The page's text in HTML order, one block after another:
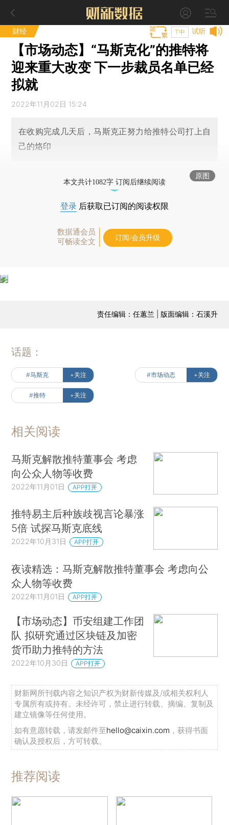
财经 试听
T中
【市场动态】“马斯克化”的推特将
迎来重大改变 下一步裁员名单已经
拟就
2022年11月02日 15:24
在收购完成几天后，马斯克正努力给推特公司打上自
己的烙印
原图
本文共计1082字 订阅后继续阅读
登录 后获取已订阅的阅读权限
数据通会员
可畅读全文
订阅/会员升级
责任编辑：任蕙兰 | 版面编辑：石溪升
话题：
#马斯克 +关注 #市场动态 +关注
#推特 +关注
相关阅读
马斯克解散推特董事会 考虑
向公众人物等收费
2022年11月01日 APP打开
推特易主后种族歧视言论暴涨
5倍 试探马斯克底线
2022年10月31日 APP打开
夜读精选：马斯克解散推特董事会 考虑向公
众人物等收费
2022年11月01日 APP打开
【市场动态】币安组建工作团
队 拟研究通过区块链及加密
货币助力推特的方法
2022年10月30日 APP打开
财新网所刊载内容之知识产权为财新传媒及/或相关权利人
专属所有或持有。未经许可，禁止进行转载、摘编、复制及
建立镜像等任何使用。
如有意愿转载，请发邮件至hello@caixin.com ，获得书面
确认及授权后，方可转载。
推荐阅读